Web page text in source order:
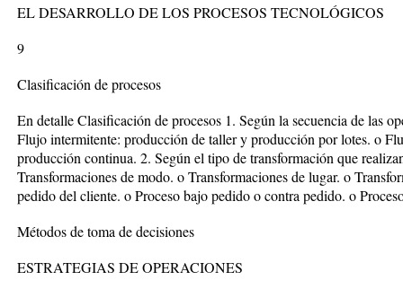
EL DESARROLLO DE LOS PROCESOS TECNOLÓGICOS
9
Clasificación de procesos
En detalle Clasificación de procesos 1. Según la secuencia de las
Flujo intermitente: producción de taller y producción por lotes. o
producción continua. 2. Según el tipo de transformación que
Transformaciones de modo. o Transformaciones de lugar. o
pedido del cliente. o Proceso bajo pedido o contra pedido. o
Métodos de toma de decisiones
ESTRATEGIAS DE OPERACIONES